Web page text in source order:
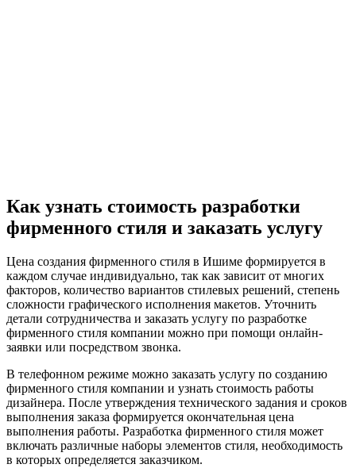
Как узнать стоимость разработки
фирменного стиля и заказать услугу
Цена создания фирменного стиля в Ишиме формируется в
каждом случае индивидуально, так как зависит от многих
факторов, количество вариантов стилевых решений, степень
сложности графического исполнения макетов. Уточнить
детали сотрудничества и заказать услугу по разработке
фирменного стиля компании можно при помощи онлайн-
заявки или посредством звонка.
В телефонном режиме можно заказать услугу по созданию
фирменного стиля компании и узнать стоимость работы
дизайнера. После утверждения технического задания и сроков
выполнения заказа формируется окончательная цена
выполнения работы. Разработка фирменного стиля может
включать различные наборы элементов стиля, необходимость
в которых определяется заказчиком.